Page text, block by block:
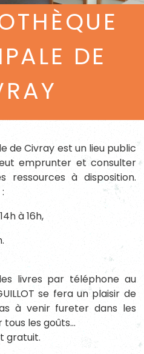
DE
de Civray est un lieu public
emprunter et consulter
ressources à disposition.
à 16h,
livres par téléphone au
se fera un plaisir de
à venir fureter dans les
tous les goûts…
gratuit.